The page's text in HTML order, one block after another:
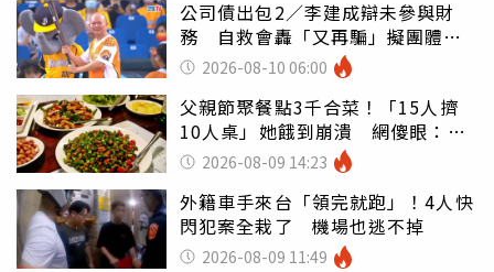
公司債出包2／李建成辯未參與財
務 自救會轟「又再騙」擬團體訴
訟 2026-08-10 06:00
父親節聚餐點3千合菜！「15人擠
10人桌」她餓到崩潰 網傻眼：讓
店家看笑話
2026-08-09 14:23
外籍車手來台「領完就跑」！4人快
閃犯案全栽了 機場也逃不掉
2026-08-09 11:49